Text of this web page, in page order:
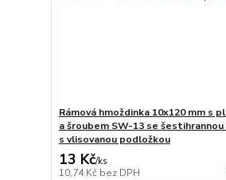
Rámová hmoždinka 10x120 mm s
a šroubem SW-13 se šestihrannou
s vlisovanou podložkou
13 Kč/ks
10,74 Kč bez DPH